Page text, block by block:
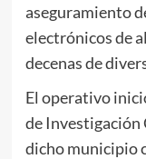
aseguramiento
electrónicos de
decenas de
El operativo
de
dicho municipio